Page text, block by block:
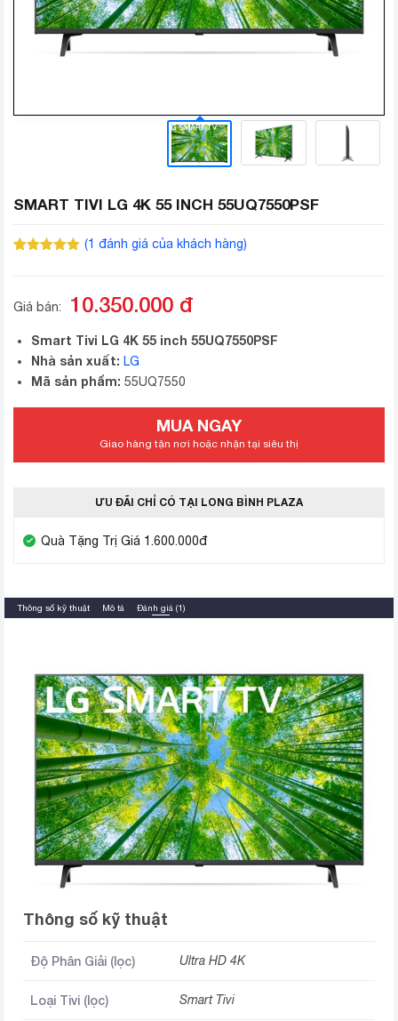
SMART TIVI LG 4K 55 INCH 55UQ7550PSF
(1 đánh giá của khách hàng)
Giá bán: 10.350.000 đ
Smart Tivi LG 4K 55 inch 55UQ7550PSF
Nhà sản xuất: LG
Mã sản phẩm: 55UQ7550
MUA NGAY
Giao hàng tận nơi hoặc nhận tại siêu thị
ƯU ĐÃI CHỈ CÓ TẠI LONG BÌNH PLAZA
Quà Tặng Trị Giá 1.600.000đ
Thông số kỹ thuật Mô tả Đánh giá (1)
Thông số kỹ thuật
Độ Phân Giải (lọc) Ultra HD 4K
Loại Tivi (lọc) Smart Tivi